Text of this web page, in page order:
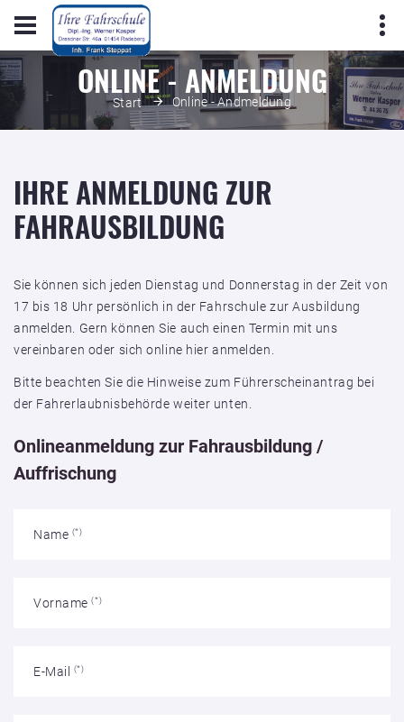
ONLINE - ANMELDUNG
Start Online - Andmeldung
IHRE ANMELDUNG ZUR
FAHRAUSBILDUNG
Sie können sich jeden Dienstag und Donnerstag in der Zeit von
17 bis 18 Uhr persönlich in der Fahrschule zur Ausbildung
anmelden. Gern können Sie auch einen Termin mit uns
vereinbaren oder sich online hier anmelden.
Bitte beachten Sie die Hinweise zum Führerscheinantrag bei
der Fahrerlaubnisbehörde weiter unten.
Onlineanmeldung zur Fahrausbildung /
Auffrischung
Name (*)
Vorname(*)
E-Mail (*)